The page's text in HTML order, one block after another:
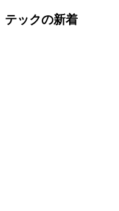
テックの新着